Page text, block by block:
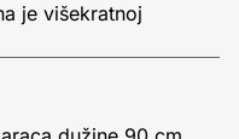
je višekratnoj